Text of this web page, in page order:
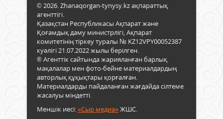
© 2026. Zhanaqorgan-tynysy.kz ақпараттық
агенттігі.
Қазақстан Республикасы Ақпарат және
Қоғамдық даму министрлігі, Ақпарат
комитетінің тіркеу туралы № KZ12VPY00052387
куәлігі 21.07.2022 жылы берілген.
® Агенттік сайтында жарияланған барлық
мақалалар мен фото-бейне материалдардың
авторлық құқықтары қорғалған.
Материалдарды пайдаланған жағдайда сілтеме
жасалуы міндетті.
Меншік иесі:«Сыр медиа»ЖШС.